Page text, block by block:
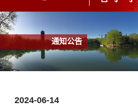
通知公告
2024-06-14